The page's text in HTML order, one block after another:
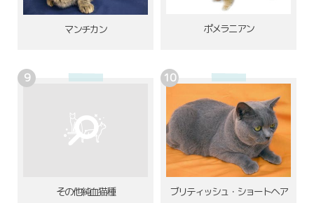
マンチカン ポメラニアン
その他純血猫種
ブリティッシュ・ショートヘア